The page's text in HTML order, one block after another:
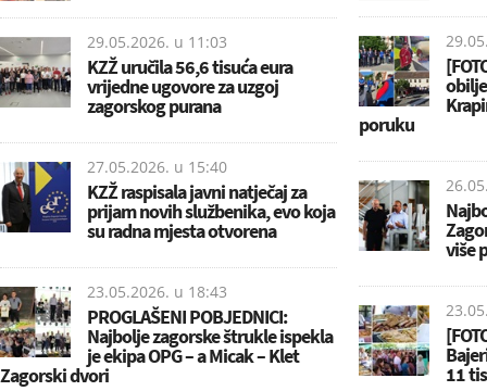
29.05.2026. u 11:03
KZŽ uručila 56,6 tisuća eura
vrijedne ugovore za uzgoj
zagorskog purana
27.05.2026. u 15:40
KZŽ raspisala javni natječaj za
prijam novih službenika, evo koja
su radna mjesta otvorena
23.05.2026. u 18:43
PROGLAŠENI POBJEDNICI:
Najbolje zagorske štrukle ispekla
je ekipa OPG – a Micak – Klet
Zagorski dvori
poruku
više
11